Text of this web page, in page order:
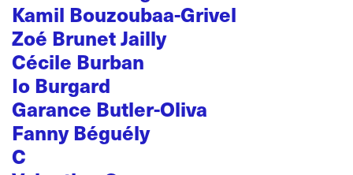
Kamil Bouzoubaa-Grivel
Zoé Brunet Jailly
Cécile Burban
Io Burgard
Garance Butler-Oliva
Fanny Béguély
C